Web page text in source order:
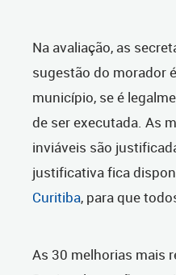
Na avaliação, as
sugestão do morador
município, se é
de ser executada. As
inviáveis são
justificativa fica
Curitiba, para que
As 30 melhorias mais